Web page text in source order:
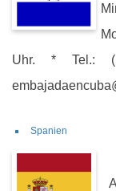
Uhr. * Tel.:
Spanien